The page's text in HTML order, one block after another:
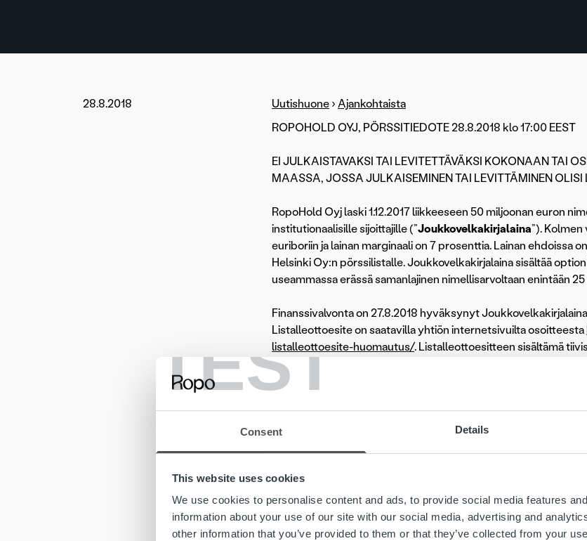
TEST
Consent Details
This website uses cookies
We use cookies to personalise content and ads, to provide social media features
information about your use of our site with our social media, advertising and
other information that you’ve provided to them or that they’ve collected from your
28.8.2018 Uutishuone › Ajankohtaista
ROPOHOLD OYJ, PÖRSSITIEDOTE 28.8.2018 klo 17:00 EEST
EI JULKAISTAVAKSI TAI LEVITETTÄVÄKSI KOKONAAN TAI
MAASSA, JOSSA JULKAISEMINEN TAI LEVITTÄMINEN OLISI
RopoHold Oyj laski 1.12.2017 liikkeeseen 50 miljoonan euron
institutionaalisille sijoittajille (”Joukkovelkakirjalaina”).
euriboriin ja lainan marginaali on 7 prosenttia. Lainan ehdoissa
Helsinki Oy:n pörssilistalle. Joukkovelkakirjalaina sisältää
useammassa erässä samanlajinen nimellisarvoltaan enintään
Finanssivalvonta on 27.8.2018 hyväksynyt
Listalleottoesite on saatavilla yhtiön internetsivuilta osoitteesta
listalleottoesite-huomautus/. Listalleottoesitteen sisältämä
RopoHold Oyj on 24.8.2018 hakenut Joukkovelkakirjalainan
kaupankäynnin Joukkovelkakirjalainalla odotetaan alkavan
Joukkovelkakirjojen liikkeeseenlaskusta kertyneet varat on
rahoittamiseen, osingon maksuun sekä konsernin yleisiin
ROPOHOLD OYJ
Toni Rönkkö, Talousjohtaja